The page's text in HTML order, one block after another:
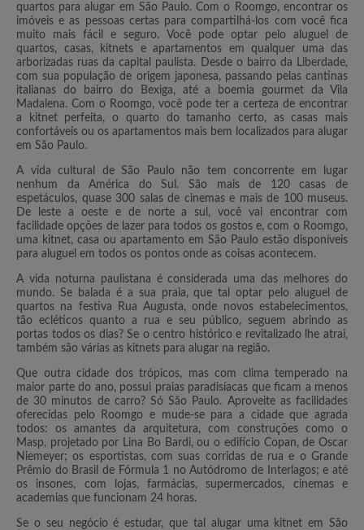
quartos para alugar em São Paulo. Com o Roomgo, encontrar os
imóveis e as pessoas certas para compartilhá-los com você fica
muito mais fácil e seguro. Você pode optar pelo aluguel de
quartos, casas, kitnets e apartamentos em qualquer uma das
arborizadas ruas da capital paulista. Desde o bairro da Liberdade,
com sua população de origem japonesa, passando pelas cantinas
italianas do bairro do Bexiga, até a boemia gourmet da Vila
Madalena. Com o Roomgo, você pode ter a certeza de encontrar
a kitnet perfeita, o quarto do tamanho certo, as casas mais
confortáveis ou os apartamentos mais bem localizados para alugar
em São Paulo.
A vida cultural de São Paulo não tem concorrente em lugar
nenhum da América do Sul. São mais de 120 casas de
espetáculos, quase 300 salas de cinemas e mais de 100 museus.
De leste a oeste e de norte a sul, você vai encontrar com
facilidade opções de lazer para todos os gostos e, com o Roomgo,
uma kitnet, casa ou apartamento em São Paulo estão disponíveis
para aluguel em todos os pontos onde as coisas acontecem.
A vida noturna paulistana é considerada uma das melhores do
mundo. Se balada é a sua praia, que tal optar pelo aluguel de
quartos na festiva Rua Augusta, onde novos estabelecimentos,
tão ecléticos quanto a rua e seu público, seguem abrindo as
portas todos os dias? Se o centro histórico e revitalizado lhe atrai,
também são várias as kitnets para alugar na região.
Que outra cidade dos trópicos, mas com clima temperado na
maior parte do ano, possui praias paradisíacas que ficam a menos
de 30 minutos de carro? Só São Paulo. Aproveite as facilidades
oferecidas pelo Roomgo e mude-se para a cidade que agrada
todos: os amantes da arquitetura, com construções como o
Masp, projetado por Lina Bo Bardi, ou o edifício Copan, de Oscar
Niemeyer; os esportistas, com suas corridas de rua e o Grande
Prêmio do Brasil de Fórmula 1 no Autódromo de Interlagos; e até
os insones, com lojas, farmácias, supermercados, cinemas e
academias que funcionam 24 horas.
Se o seu negócio é estudar, que tal alugar uma kitnet em São